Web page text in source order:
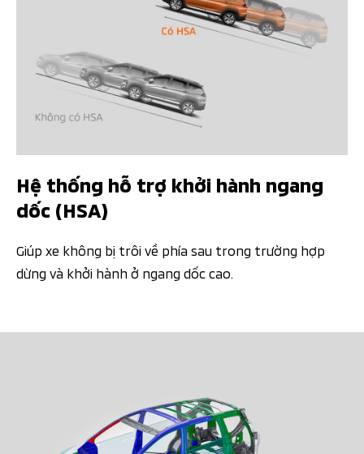
Hệ thống hỗ trợ khởi hành ngang
dốc (HSA)
Giúp xe không bị trôi về phía sau trong trường hợp
dừng và khởi hành ở ngang dốc cao.​